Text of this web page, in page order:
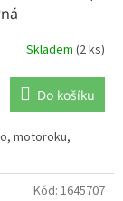
Skladem (2 ks)
Do košíku
motoroku,
Kód: 1645707